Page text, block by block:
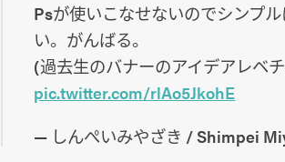
Psが使いこなせないのでシンプ
い。がんばる。
(過去生のバナーのアイデアレベ
pic.twitter.com/rlAo5JkohE
— しんぺいみやざき / Shimpei